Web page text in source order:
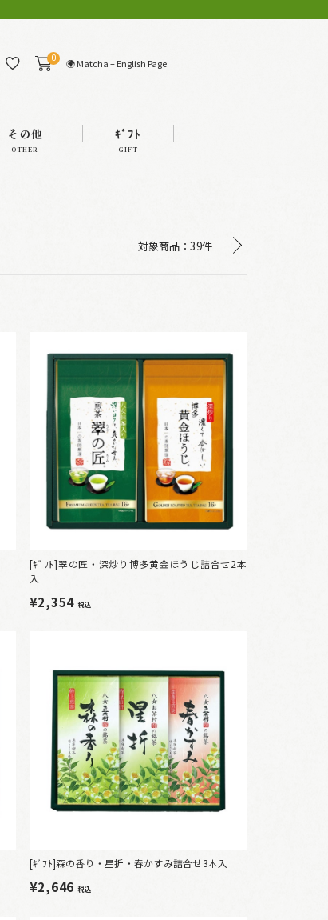
0 🌍 Matcha – English Page
その他
OTHER
ｷﾞﾌﾄ
GIFT
対象商品： 39件
[ｷﾞﾌﾄ]翠の匠・深炒り博多黄金ほうじ詰合せ2本
入
¥2,354 税込
[ｷﾞﾌﾄ]森の香り・星折・春かすみ詰合せ3本入
¥2,646 税込